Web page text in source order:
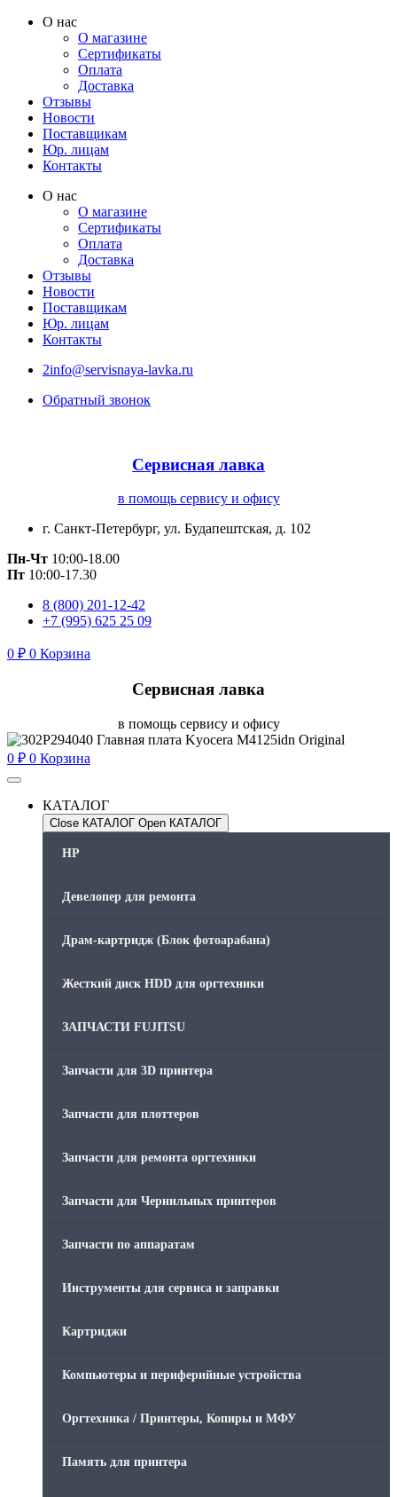
Перейти
содержимому
О нас
О магазине
Сертификаты
Оплата
Доставка
Отзывы
Новости
Поставщикам
Юр. лицам
Контакты
О нас
О магазине
Сертификаты
Оплата
Доставка
Отзывы
Новости
Поставщикам
Юр. лицам
Контакты
2info@servisnaya-lavka.ru
Обратный звонок
Сервисная лавка
в помощь сервису и офису
г. Санкт-Петербург, ул. Будапештская, д. 102
Пн-Чт 10:00-18.00
Пт 10:00-17.30
8 (800) 201-12-42
+7 (995) 625 25 09
0 ₽ 0 Корзина
Сервисная лавка
в помощь сервису и офису
0 ₽ 0 Корзина
КАТАЛОГ
Close КАТАЛОГ Open КАТАЛОГ
HP
Девелопер для ремонта
Драм-картридж (Блок фотоарабана)
Жесткий диск HDD для оргтехники
ЗАПЧАСТИ FUJITSU
Запчасти для 3D принтера
Запчасти для плоттеров
Запчасти для ремонта оргтехники
Запчасти для Чернильных принтеров
Запчасти по аппаратам
Инструменты для сервиса и заправки
Картриджи
Компьютеры и периферийные устройства
Оргтехника / Принтеры, Копиры и МФУ
Память для принтера